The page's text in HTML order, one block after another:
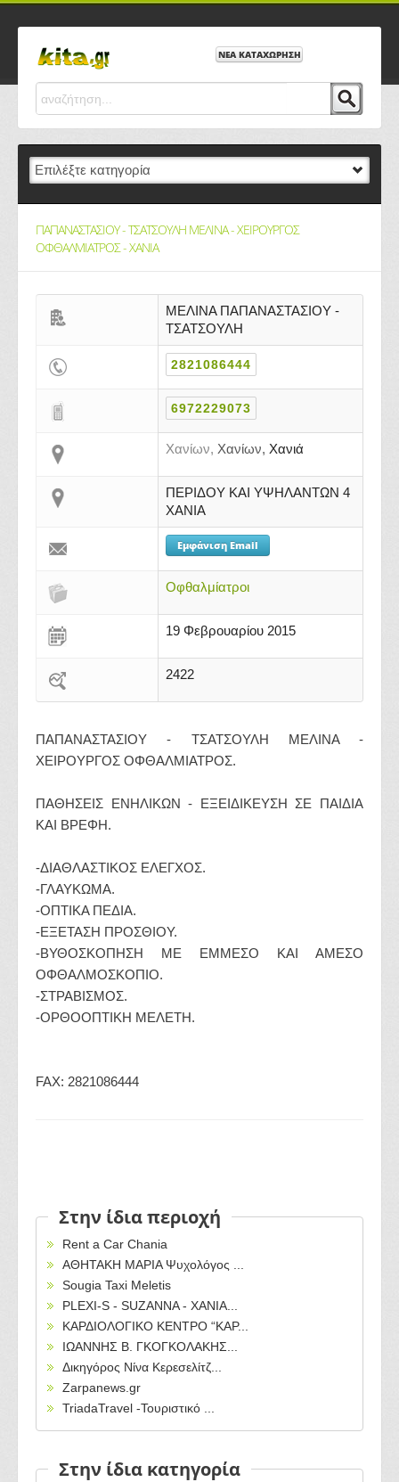
ΝΕΑ ΚΑΤΑΧΩΡΗΣΗ
ΠΑΠΑΝΑΣΤΑΣΙΟΥ - ΤΣΑΤΣΟΥΛΗ ΜΕΛΙΝΑ - ΧΕΙΡΟΥΡΓΟΣ
ΟΦΘΑΛΜΙΑΤΡΟΣ - ΧΑΝΙΑ
ΜΕΛΙΝΑ ΠΑΠΑΝΑΣΤΑΣΙΟΥ -
ΤΣΑΤΣΟΥΛΗ
2821086444
6972229073
Χανίων, Χανίων, Χανιά
ΠΕΡΙΔΟΥ ΚΑΙ ΥΨΗΛΑΝΤΩΝ 4
ΧΑΝΙΑ
Εμφάνιση Email
Οφθαλμίατροι
19 Φεβρουαρίου 2015
2422
ΠΑΠΑΝΑΣΤΑΣΙΟΥ - ΤΣΑΤΣΟΥΛΗ ΜΕΛΙΝΑ -
ΧΕΙΡΟΥΡΓΟΣ ΟΦΘΑΛΜΙΑΤΡΟΣ.
ΠΑΘΗΣΕΙΣ ΕΝΗΛΙΚΩΝ - ΕΞΕΙΔΙΚΕΥΣΗ ΣΕ ΠΑΙΔΙΑ
ΚΑΙ ΒΡΕΦΗ.
-ΔΙΑΘΛΑΣΤΙΚΟΣ ΕΛΕΓΧΟΣ.
-ΓΛΑΥΚΩΜΑ.
-ΟΠΤΙΚΑ ΠΕΔΙΑ.
-ΕΞΕΤΑΣΗ ΠΡΟΣΘΙΟΥ.
-ΒΥΘΟΣΚΟΠΗΣΗ ΜΕ ΕΜΜΕΣΟ ΚΑΙ ΑΜΕΣΟ
ΟΦΘΑΛΜΟΣΚΟΠΙΟ.
-ΣΤΡΑΒΙΣΜΟΣ.
-ΟΡΘΟΟΠΤΙΚΗ ΜΕΛΕΤΗ.
FAX: 2821086444
Στην ίδια περιοχή
Rent a Car Chania
ΑΘΗΤΑΚΗ ΜΑΡΙΑ Ψυχολόγος ...
Sougia Taxi Meletis
PLEXI-S - SUZANNA - ΧΑΝΙΑ...
ΚΑΡΔΙΟΛΟΓΙΚΟ ΚΕΝΤΡΟ “ΚΑΡ...
ΙΩΑΝΝΗΣ Β. ΓΚΟΓΚΟΛΑΚΗΣ...
Δικηγόρος Νίνα Κερεσελίτζ...
Zarpanews.gr
TriadaTravel -Τουριστικό ...
Στην ίδια κατηγορία